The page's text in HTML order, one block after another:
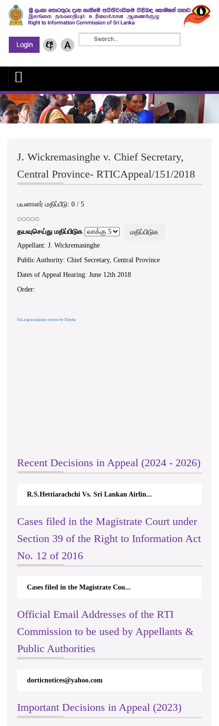
J. Wickremasinghe v. Chief Secretary,
Central Province- RTICAppeal/151/2018
பயனாளர் மதிப்பீடு: 0 / 5
தயவுசெய்து மதிப்பிடுக
Appellant: J. Wickremasinghe
Public Authority: Chief Secretary, Central Province
Dates of Appeal Hearing: June 12th 2018
Order:
FaLang translation system by Faboba
Recent Decisions in Appeal (2024 - 2026)
R.S.Hettiarachchi Vs. Sri Lankan Airlin...
Cases filed in the Magistrate Court under
Section 39 of the Right to Information Act
No. 12 of 2016
Cases filed in the Magistrate Cou...
Official Email Addresses of the RTI
Commission to be used by Appellants &
Public Authorities
dorticnotices@yahoo.com
Important Decisions in Appeal (2023)